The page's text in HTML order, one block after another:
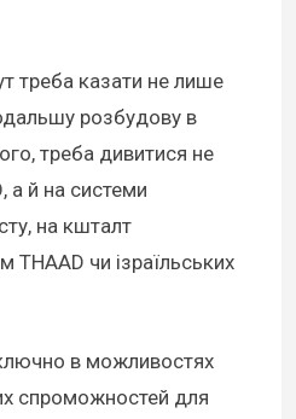
треба казати не лише
розбудову в
треба дивитися не
й на системи
на кшталт
THAAD чи ізраїльських
в можливостях
спроможностей для